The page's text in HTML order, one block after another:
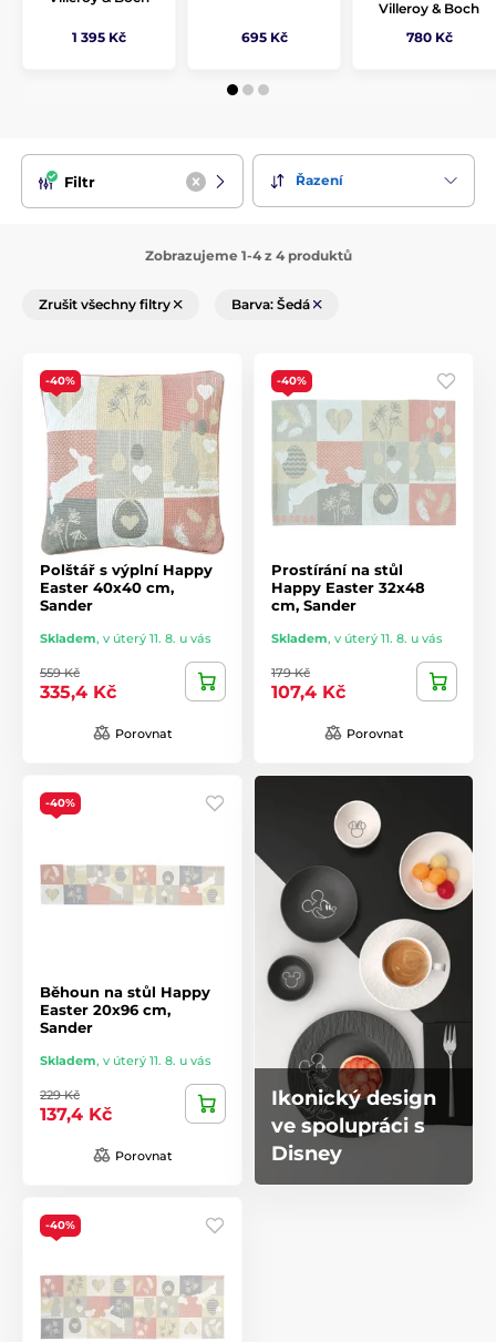
1 395 Kč 695 Kč
Villeroy & Boch
780 Kč
Filtr Řazení
Zobrazujeme 1-4 z 4 produktů
Zrušit všechny filtry Barva: Šedá
-40%
Polštář s výplní Happy
Easter 40x40 cm,
Sander
Skladem, v úterý 11. 8. u vás
559 Kč
335,4 Kč
Porovnat
-40%
Prostírání na stůl
Happy Easter 32x48
cm, Sander
Skladem, v úterý 11. 8. u vás
179 Kč
107,4 Kč
Porovnat
-40%
Běhoun na stůl Happy
Easter 20x96 cm,
Sander
Skladem, v úterý 11. 8. u vás
229 Kč
137,4 Kč
Porovnat
Ikonický design
ve spolupráci s
Disney
-40%